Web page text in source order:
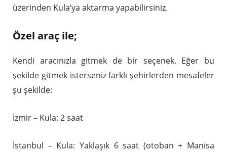
üzerinden Kula’ya aktarma yapabilirsiniz.
Özel araç ile;
Kendi aracınızla gitmek de bir seçenek. Eğer bu
şekilde gitmek isterseniz farklı şehirlerden mesafeler
şu şekilde:
İzmir – Kula: 2 saat
İstanbul – Kula: Yaklaşık 6 saat (otoban + Manisa